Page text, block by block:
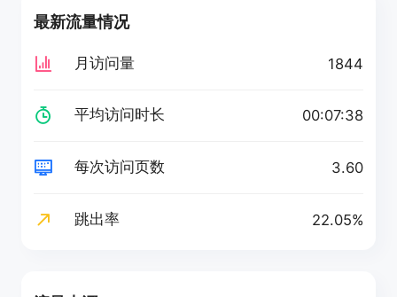
最新流量情况
月访问量 1844
平均访问时长 00:07:38
每次访问页数 3.60
跳出率 22.05%